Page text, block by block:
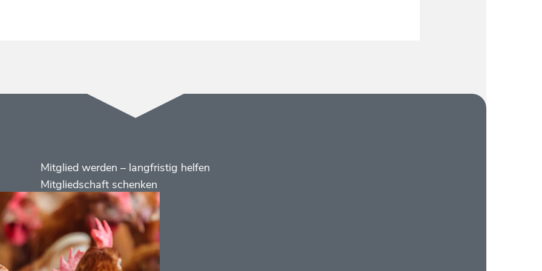
Menüs
Footer
2
Mitglied werden – langfristig helfen
Mitgliedschaft schenken
Kontakt
Social
Media